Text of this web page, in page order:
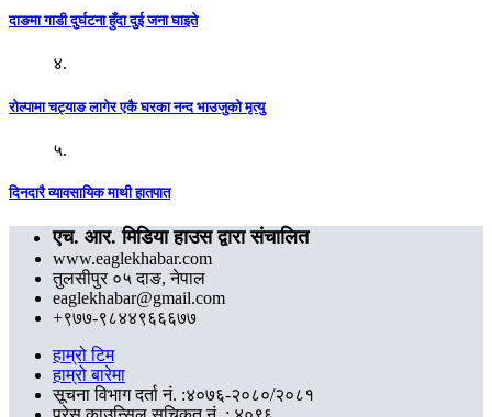
दाङमा गाडी दुर्घटना हुँदा दुई जना घाइते
४.
रोल्पामा चट्याङ लागेर एकै घरका नन्द भाउजुको मृत्यु
५.
दिनदारै व्यावसायिक माथी हातपात
एच. आर. मिडिया हाउस द्वारा संचालित
www.eaglekhabar.com
तुलसीपुर ०५ दाङ, नेपाल
eaglekhabar@gmail.com
+९७७-९८४४९६६६७७
हाम्रो टिम
हाम्रो बारेमा
सूचना विभाग दर्ता नं. :४०७६-२०८०/२०८१